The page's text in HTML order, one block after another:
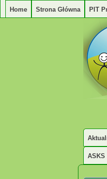
Home Strona Główna PIT
ASKS